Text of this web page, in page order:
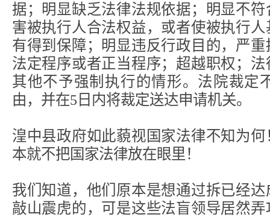
据；明显缺乏法律法规依据；明显不
害被执行人合法权益，或者使被执行
有得到保障；明显违反行政目的，严
法定程序或者正当程序；超越职权；
其他不予强制执行的情形。法院裁定
由，并在5日内将裁定送达申请机关。
湟中县政府如此藐视国家法律不知为
本就不把国家法律放在眼里！
我们知道，他们原本是想通过拆已经
敲山震虎的，可是这些法盲领导居然